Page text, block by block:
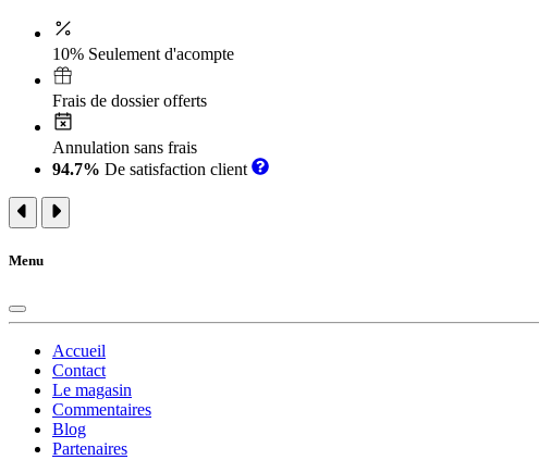
10% Seulement d'acompte
Frais de dossier offerts
Annulation sans frais
94.7% De satisfaction client
Menu
Accueil
Contact
Le magasin
Commentaires
Blog
Partenaires